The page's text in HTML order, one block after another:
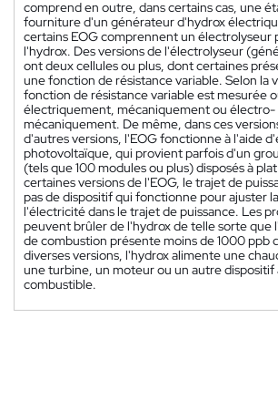
comprend en outre, dans certains cas, une
fourniture d'un générateur d'hydrox
certains EOG comprennent un électrolyseur
l'hydrox. Des versions de l'électrolyseur
ont deux cellules ou plus, dont certaines
une fonction de résistance variable. Selon la
fonction de résistance variable est mesurée
électriquement, mécaniquement ou électro-
mécaniquement. De même, dans ces
d'autres versions, l'EOG fonctionne à l'aide
photovoltaïque, qui provient parfois d'un
(tels que 100 modules ou plus) disposés à
certaines versions de l'EOG, le trajet de
pas de dispositif qui fonctionne pour ajuster
l'électricité dans le trajet de puissance. Les
peuvent brûler de l'hydrox de telle sorte que
de combustion présente moins de 1000 ppb
diverses versions, l'hydrox alimente une
une turbine, un moteur ou un autre dispositif
combustible.